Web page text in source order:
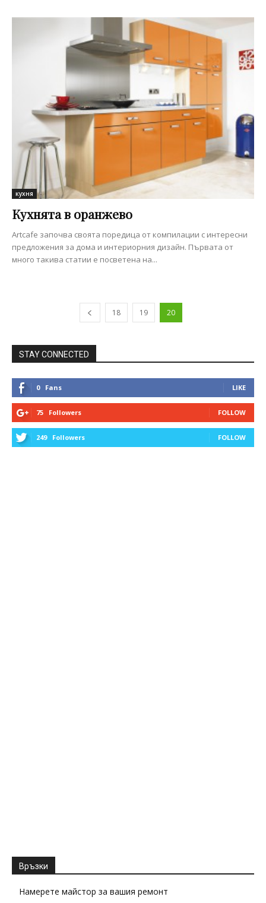
кухня
Кухнята в оранжево
Artcafe започва своята поредица от компилации с интересни
предложения за дома и интериорния дизайн. Първата от
много такива статии е посветена на...
18 19 20
STAY CONNECTED
0 Fans LIKE
75 Followers FOLLOW
249 Followers FOLLOW
Връзки
Намерете майстор за вашия ремонт